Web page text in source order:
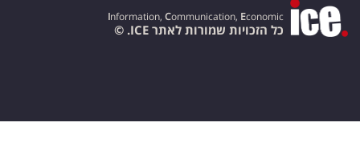
Information, Communication, Economic
כל הזכויות שמורות לאתר ICE. ©